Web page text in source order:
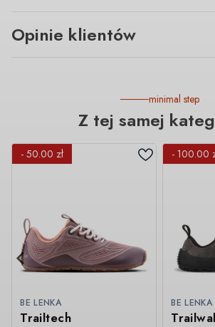
Opinie klientów
minimal step
Z tej samej
- 50.00 zł
BE LENKA
Trailtech
- 100.00
BE LENKA